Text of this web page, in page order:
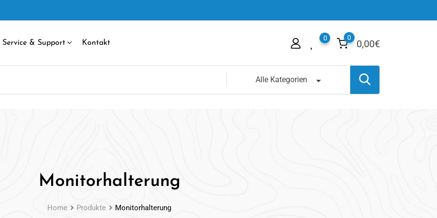
Service & Support Kontakt 0,00€
0
0
Alle Kategorien
Monitorhalterung
Home Produkte Monitorhalterung